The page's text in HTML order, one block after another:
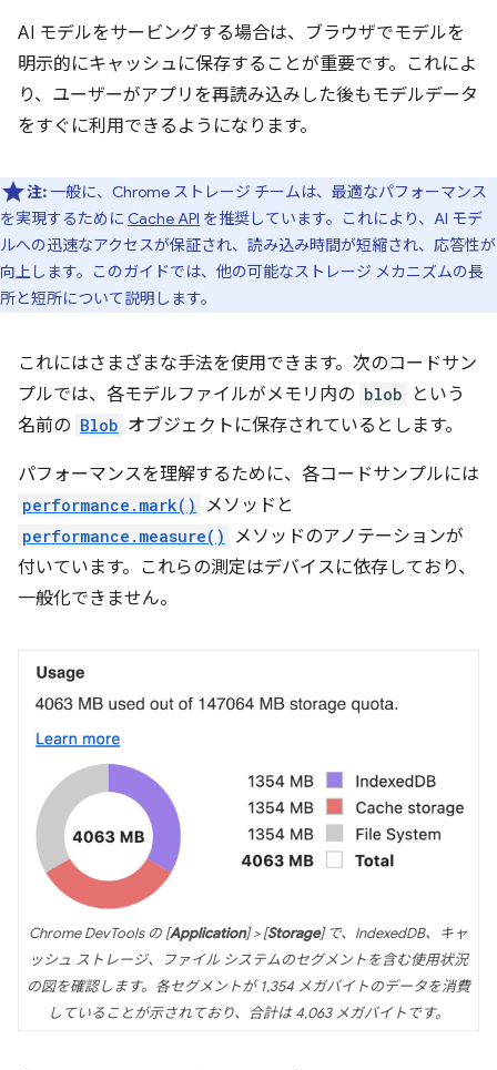
AI モデルをサービングする場合は、ブラウザでモデルを
明示的にキャッシュに保存することが重要です。これによ
り、ユーザーがアプリを再読み込みした後もモデルデータ
をすぐに利用できるようになります。
注: 一般に、Chrome ストレージ チームは、最適なパフォーマンス
を実現するために Cache API を推奨しています。これにより、AI モデ
ルへの迅速なアクセスが保証され、読み込み時間が短縮され、応答性が
向上します。このガイドでは、他の可能なストレージ メカニズムの長
所と短所について説明します。
これにはさまざまな手法を使用できます。次のコードサン
プルでは、各モデルファイルがメモリ内の blob
という
名前の Blob オブジェクトに保存されているとします。
パフォーマンスを理解するために、各コードサンプルには
performance.mark() メソッドと
performance.measure()
メソッドのアノテーションが
付いています。これらの測定はデバイスに依存しており、
一般化できません。
Chrome DevTools の [Application] > [Storage] で、IndexedDB、キャ
ッシュ ストレージ、ファイル システムのセグメントを含む使用状況
の図を確認します。各セグメントが 1,354 メガバイトのデータを消費
していることが示されており、合計は 4,063 メガバイトです。